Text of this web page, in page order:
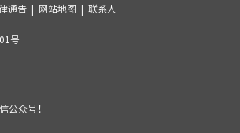
通告 网站地图 联系人
号
公众号！